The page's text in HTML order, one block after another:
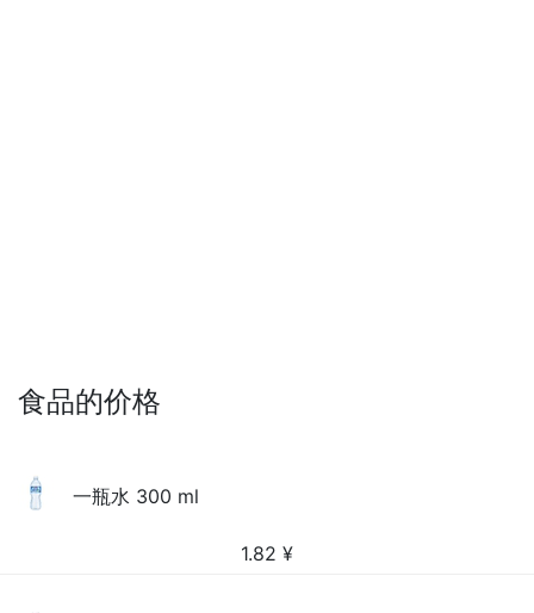
食品的价格
一瓶水 300 ml
1.82 ¥